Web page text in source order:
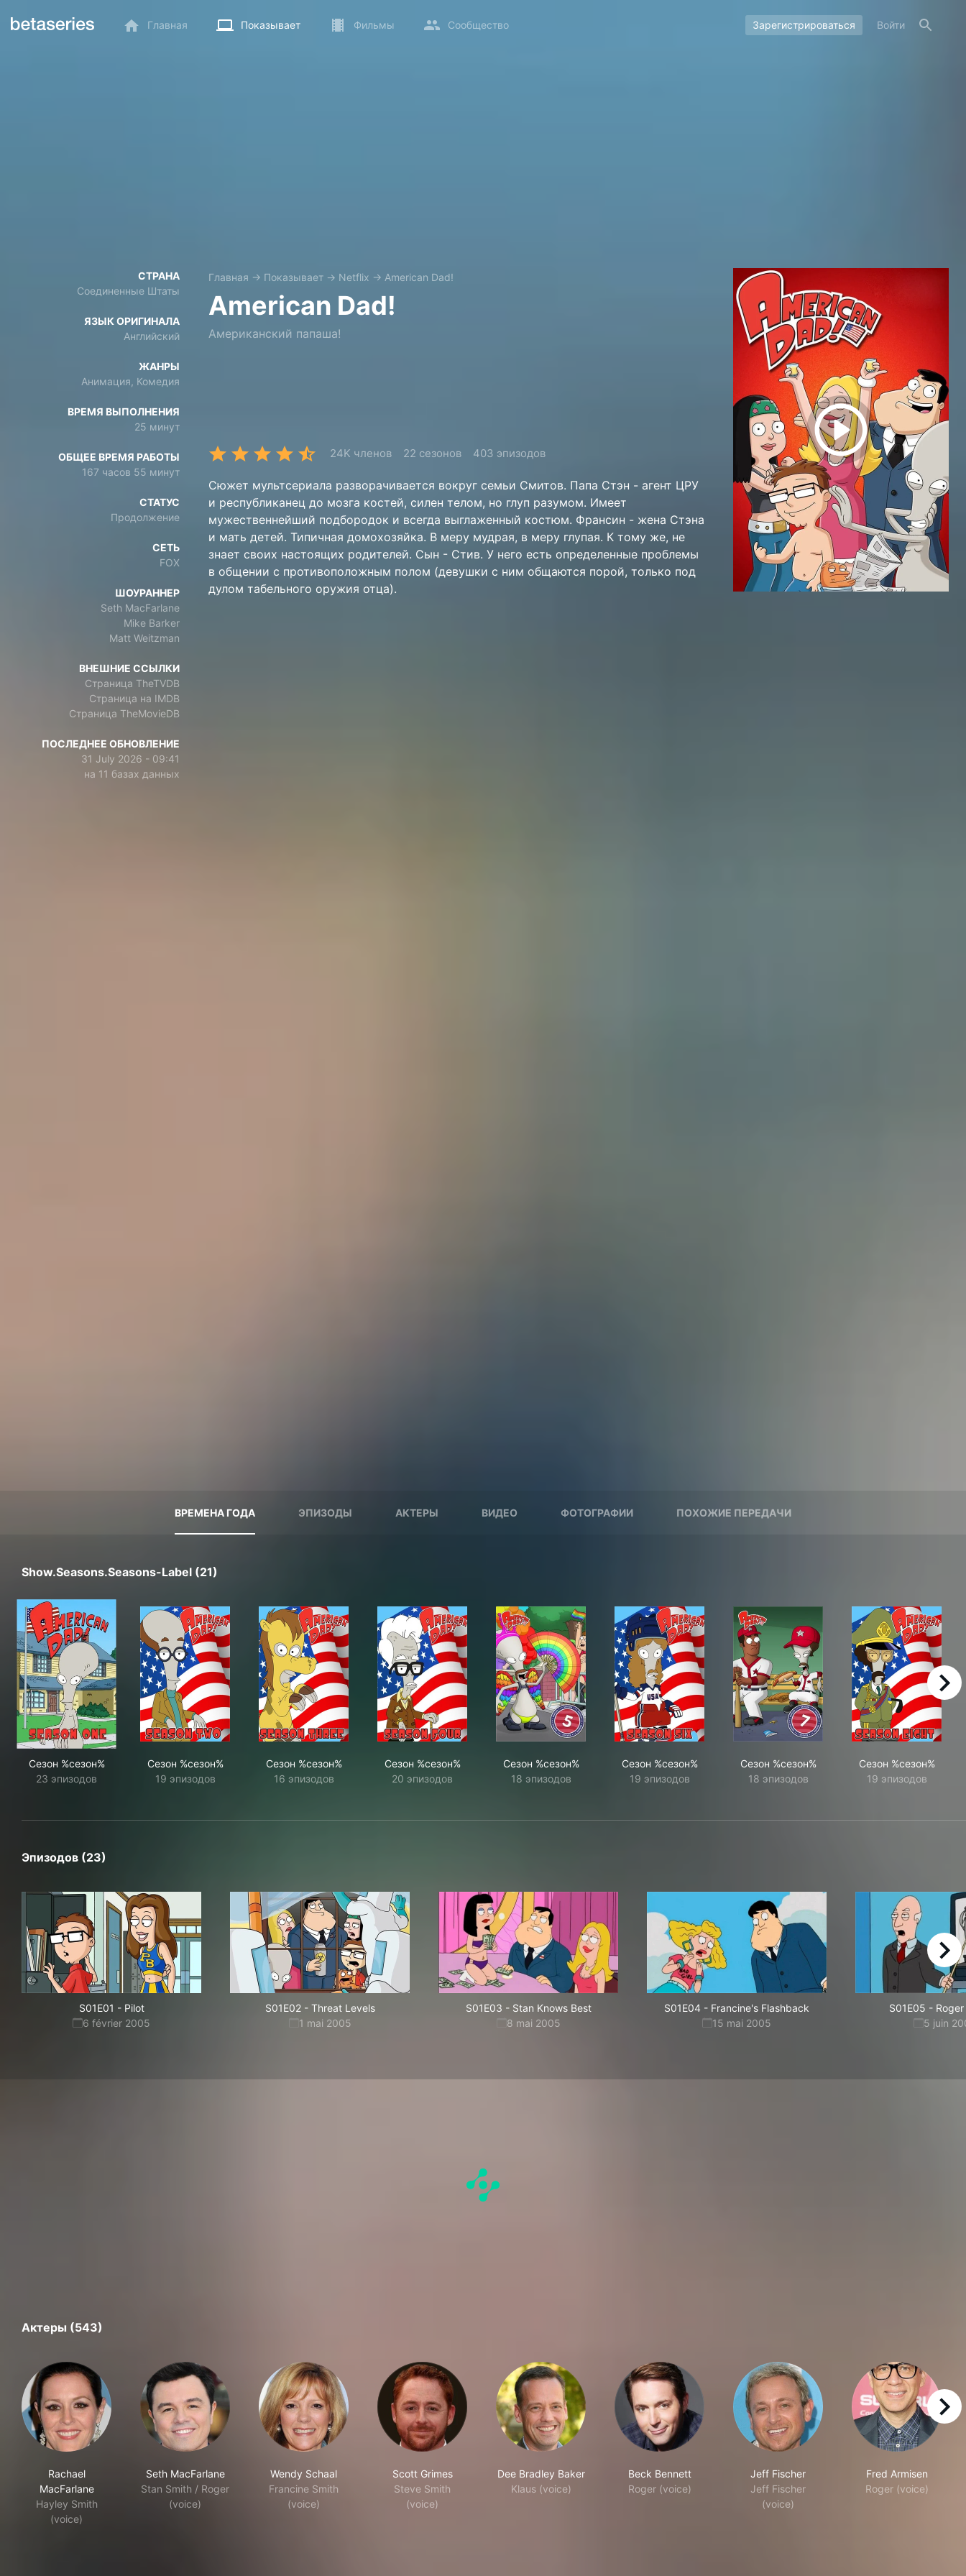
Главная Показывает Фильмы Сообщество Зарегистрироваться Войти
СТРАНА
Соединенные Штаты
ЯЗЫК ОРИГИНАЛА
Английский
ЖАНРЫ
Анимация, Комедия
ВРЕМЯ ВЫПОЛНЕНИЯ
25 минут
ОБЩЕЕ ВРЕМЯ РАБОТЫ
167 часов 55 минут
СТАТУС
Продолжение
СЕТЬ
FOX
ШОУРАННЕР
Seth MacFarlane
Mike Barker
Matt Weitzman
ВНЕШНИЕ ССЫЛКИ
Страница TheTVDB
Страница на IMDB
Страница TheMovieDB
ПОСЛЕДНЕЕ ОБНОВЛЕНИЕ
31 July 2026 - 09:41
на 11 базах данных
Главная → Показывает → Netflix → American Dad!
American Dad!
Американский папаша!
24K членов 22 сезонов 403 эпизодов
Сюжет мультсериала разворачивается вокруг семьи Смитов. Папа Стэн - агент ЦРУ
и республиканец до мозга костей, силен телом, но глуп разумом. Имеет
мужественнейший подбородок и всегда выглаженный костюм. Франсин - жена Стэна
и мать детей. Типичная домохозяйка. В меру мудрая, в меру глупая. К тому же, не
знает своих настоящих родителей. Сын - Стив. У него есть определенные проблемы
в общении с противоположным полом (девушки с ним общаются порой, только под
дулом табельного оружия отца).
ВРЕМЕНА ГОДА ЭПИЗОДЫ АКТЕРЫ ВИДЕО ФОТОГРАФИИ ПОХОЖИЕ ПЕРЕДАЧИ
Show.seasons.seasons-Label (21)
Сезон %сезон%
23 эпизодов
Сезон %сезон%
19 эпизодов
Сезон %сезон%
16 эпизодов
Сезон %сезон%
20 эпизодов
Сезон %сезон%
18 эпизодов
Сезон %сезон%
19 эпизодов
Сезон %сезон%
18 эпизодов
Сезон %сезон%
19 эпизодов
right
Эпизодов (23)
S01E01 - Pilot
6 février 2005
S01E02- Threat Levels
1 mai 2005
S01E03 - Stan Knows Best
8 mai 2005
S01E04 - Francine's Flashback
15 mai 2005
S01E05 -
5 juin
right
Актеры (543)
Rachael
MacFarlane
Hayley Smith
(voice)
Seth MacFarlane
Stan Smith / Roger
(voice)
Wendy Schaal
Francine Smith
(voice)
Scott Grimes
Steve Smith
(voice)
Dee Bradley Baker
Klaus (voice)
Beck Bennett
Roger (voice)
Jeff Fischer
Jeff Fischer
(voice)
Fred Armisen
Roger (voice)
right